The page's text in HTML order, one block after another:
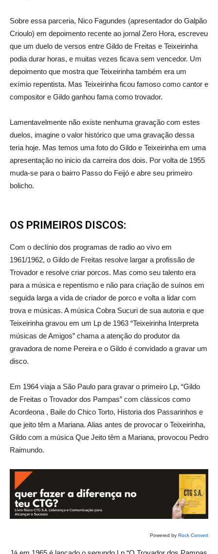
Sobre essa parceria, Nico Fagundes (apresentador do Galpão
Crioulo) em depoimento recente ao jornal Zero Hora, escreveu
que um duelo de versos entre Gildo de Freitas e Teixeirinha
podia durar horas, e muitas vezes ficava sem vencedor. Um
depoimento que mostra que Teixeirinha também era um
exímio repentista. Mas Teixeirinha ficou famoso como cantor e
compositor e Gildo ganhou fama como trovador.
Lamentavelmente não existe nenhuma gravação com estes
duelos, imagine o valor histórico que uma gravação dessa
teria hoje. Mas temos uma foto do Gildo e Teixeirinha em uma
apresentação no inicio da carreira dos dois. Por volta de 1955
muda-se para o bairro Passo do Feijó e abre seu primeiro
bolicho.
OS PRIMEIROS DISCOS:
Com o declínio dos programas de radio ao vivo em
1961/1962, o Gildo de Freitas resolve largar a profissão de
Trovador e resolve criar porcos. Mas como seu talento era
para a música e repentismo e não para criação de suínos em
seguida larga a vida de criador de porco e volta a lidar com
trova e músicas. A música Cobra Sucuri de sua autoria e que
Teixeirinha gravou em um Lp de 1963 “Teixeirinha Interpreta
músicas de Amigos” chama a atenção do produtor da
gravadora de nome Pereira e o Gildo é convidado a gravar um
disco.
Em 1964 viaja a São Paulo para gravar o primeiro Lp, “Gildo
de Freitas o Trovador dos Pampas” com clássicos como
Acordeona , Baile do Chico Torto, Historia dos Passarinhos e
que jeito têm a Mariana. Alias antes de provocar o Teixeirinha,
Gildo com a música Que Jeito têm a Mariana, provocou Pedro
Raimundo.
Powered by Rock Convert